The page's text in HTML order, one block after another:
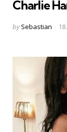
Charlie
Posted
by Sebastian